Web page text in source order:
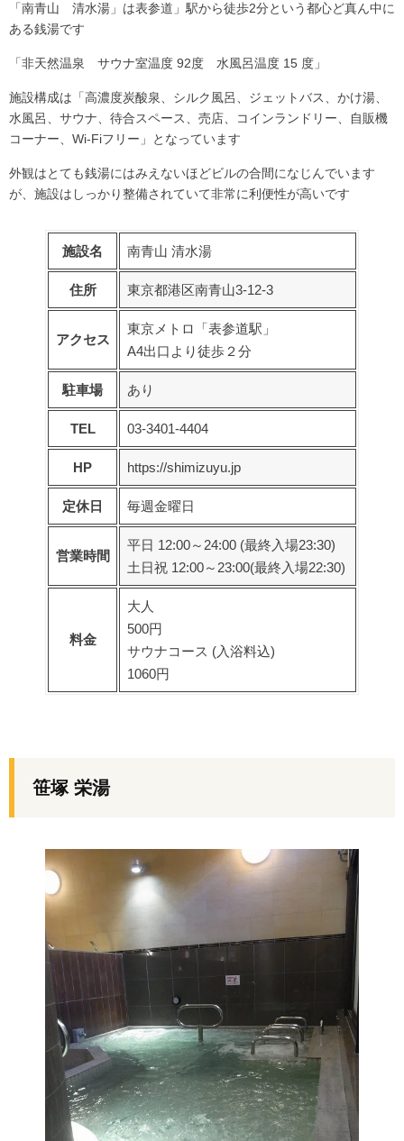
「南青山 清水湯」は表参道」駅から徒歩2分という都心ど真ん中に
ある銭湯です
「非天然温泉 サウナ室温度 92度 水風呂温度 15 度」
施設構成は「高濃度炭酸泉、シルク風呂、ジェットバス、かけ湯、
水風呂、サウナ、待合スペース、売店、コインランドリー、自販機
コーナー、Wi-Fiフリー」となっています
外観はとても銭湯にはみえないほどビルの合間になじんでいます
が、施設はしっかり整備されていて非常に利便性が高いです
施設名 南青山 清水湯
住所 東京都港区南青山3-12-3
アクセス
東京メトロ「表参道駅」
A4出口より徒歩２分
駐車場 あり
TEL 03-3401-4404
HP https://shimizuyu.jp
定休日 毎週金曜日
営業時間
平日 12:00～24:00 (最終入場23:30)
土日祝 12:00～23:00(最終入場22:30)
料金
大人
500円
サウナコース (入浴料込)
1060円
笹塚 栄湯